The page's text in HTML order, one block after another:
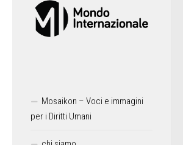
Mosaikon – Voci e immagini
per i Diritti Umani